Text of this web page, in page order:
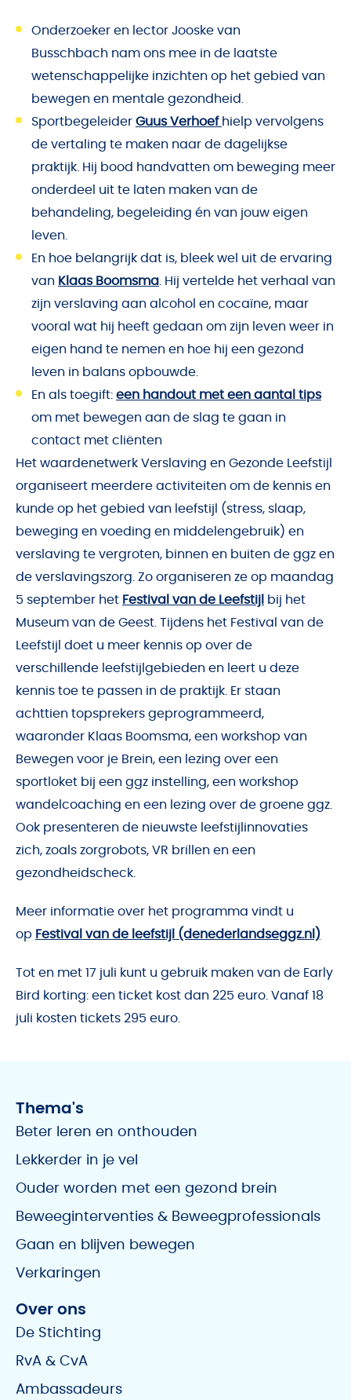
Onderzoeker en lector Jooske van
Busschbach nam ons mee in de laatste
wetenschappelijke inzichten op het gebied van
bewegen en mentale gezondheid.
Sportbegeleider Guus Verhoef hielp vervolgens
de vertaling te maken naar de dagelijkse
praktijk. Hij bood handvatten om beweging meer
onderdeel uit te laten maken van de
behandeling, begeleiding én van jouw eigen
leven.
En hoe belangrijk dat is, bleek wel uit de ervaring
van Klaas Boomsma. Hij vertelde het verhaal van
zijn verslaving aan alcohol en cocaïne, maar
vooral wat hij heeft gedaan om zijn leven weer in
eigen hand te nemen en hoe hij een gezond
leven in balans opbouwde.
En als toegift: een handout met een aantal tips
om met bewegen aan de slag te gaan in
contact met cliënten
Het waardenetwerk Verslaving en Gezonde Leefstijl
organiseert meerdere activiteiten om de kennis en
kunde op het gebied van leefstijl (stress, slaap,
beweging en voeding en middelengebruik) en
verslaving te vergroten, binnen en buiten de ggz en
de verslavingszorg. Zo organiseren ze op maandag
5 september het Festival van de Leefstijl
bij het
Museum van de Geest. Tijdens het Festival van de
Leefstijl doet u meer kennis op over de
verschillende leefstijlgebieden en leert u deze
kennis toe te passen in de praktijk. Er staan
achttien topsprekers geprogrammeerd,
waaronder Klaas Boomsma, een workshop van
Bewegen voor je Brein, een lezing over een
sportloket bij een ggz instelling, een workshop
wandelcoaching en een lezing over de groene ggz.
Ook presenteren de nieuwste leefstijlinnovaties
zich, zoals zorgrobots, VR brillen en een
gezondheidscheck.
Meer informatie over het programma vindt u
op Festival van de leefstijl (denederlandseggz.nl)
Tot en met 17 juli kunt u gebruik maken van de Early
Bird korting: een ticket kost dan 225 euro. Vanaf 18
juli kosten tickets 295 euro.
Thema's
Beter leren en onthouden
Lekkerder in je vel
Ouder worden met een gezond brein
Beweeginterventies & Beweegprofessionals
Gaan en blijven bewegen
Verkaringen
Over ons
De Stichting
RvA & CvA
Ambassadeurs